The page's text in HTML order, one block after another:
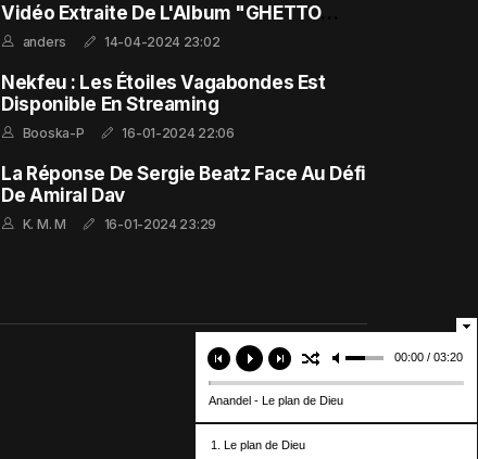
Vidéo Extraite De L'Album "GHETTO
FEELING"
anders 14-04-2024 23:02
Nekfeu : Les Étoiles Vagabondes Est
Disponible En Streaming
Booska-P 16-01-2024 22:06
La Réponse De Sergie Beatz Face Au Défi
De Amiral Dav
K. M. M 16-01-2024 23:29
00:00 / 03:20
Anandel - Le plan de Dieu
1. Le plan de Dieu